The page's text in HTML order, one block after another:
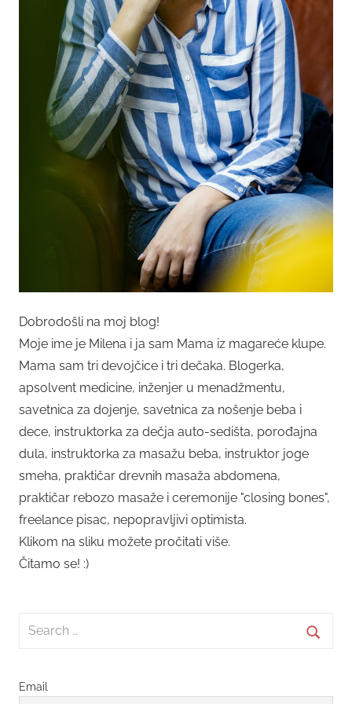
Dobrodošli na moj blog!
Moje ime je Milena i ja sam Mama iz magareće klupe.
Mama sam tri devojčice i tri dečaka. Blogerka,
apsolvent medicine, inženjer u menadžmentu,
savetnica za dojenje, savetnica za nošenje beba i
dece, instruktorka za dečja auto-sedišta, porođajna
dula, instruktorka za masažu beba, instruktor joge
smeha, praktičar drevnih masaža abdomena,
praktičar rebozo masaže i ceremonije "closing bones",
freelance pisac, nepopravljivi optimista.
Klikom na sliku možete pročitati više.
Čitamo se! :)
Search
Email